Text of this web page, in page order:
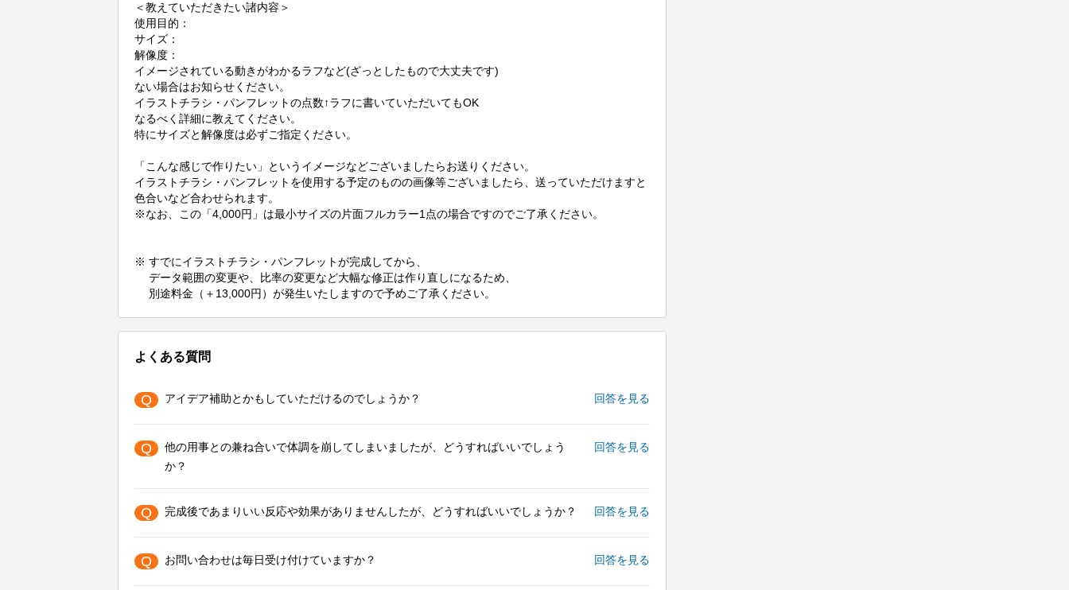
＜教えていただきたい諸内容＞
使用目的：
サイズ：
解像度：
イメージされている動きがわかるラフなど(ざっとしたもので大丈夫です)
ない場合はお知らせください。
イラストチラシ・パンフレットの点数↑ラフに書いていただいてもOK
なるべく詳細に教えてください。
特にサイズと解像度は必ずご指定ください。
「こんな感じで作りたい」というイメージなどございましたらお送りください。
イラストチラシ・パンフレットを使用する予定のものの画像等ございましたら、送っていただけますと
色合いなど合わせられます。
※なお、この「4,000円」は最小サイズの片面フルカラー1点の場合ですのでご了承ください。
※ すでにイラストチラシ・パンフレットが完成してから、
データ範囲の変更や、比率の変更など大幅な修正は作り直しになるため、
別途料金（＋13,000円）が発生いたしますので予めご了承ください。
よくある質問
Q アイデア補助とかもしていただけるのでしょうか？ 回答を見る
Q
他の用事との兼ね合いで体調を崩してしまいましたが、どうすればいいでしょう
か？
回答を見る
Q 完成後であまりいい反応や効果がありませんしたが、どうすればいいでしょうか？ 回答を見る
Q お問い合わせは毎日受け付けていますか？ 回答を見る